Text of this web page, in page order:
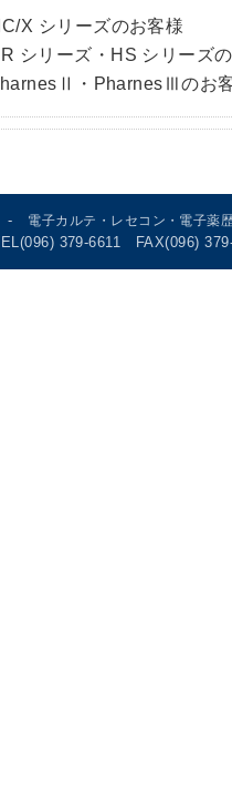
X シリーズのお客様
シリーズ・HS シリーズ
・PharnesⅢのお
- 電子カルテ・レセコン・電子薬
379-6611 FAX(096)